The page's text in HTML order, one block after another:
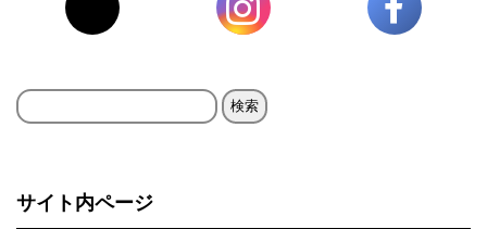
検
サイト内ページ